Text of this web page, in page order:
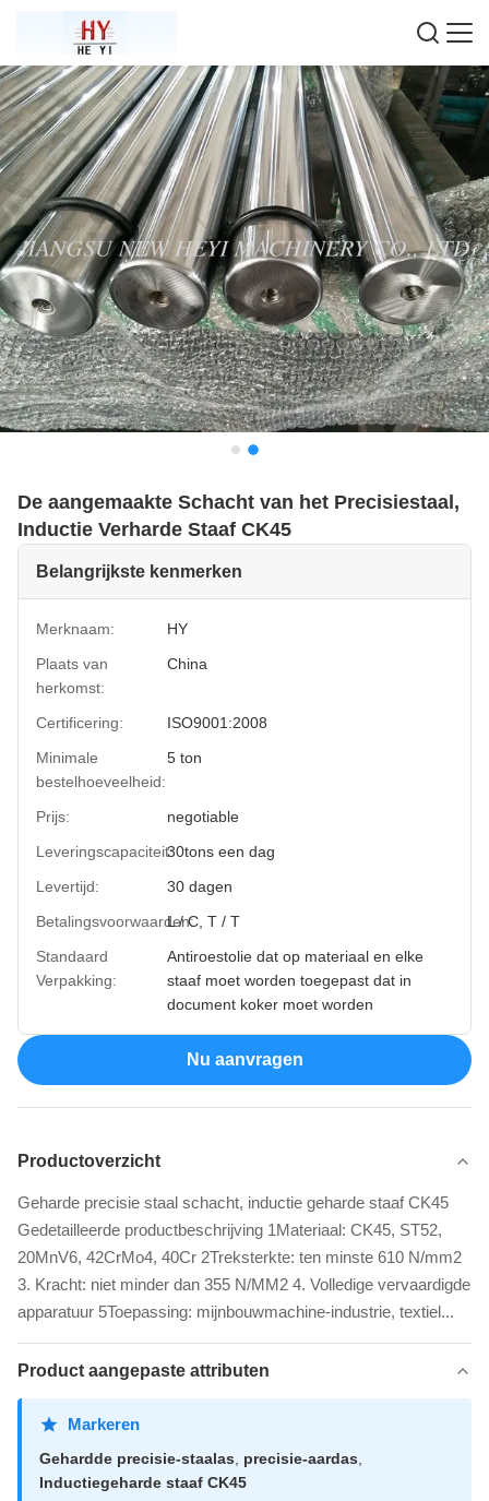
De aangemaakte Schacht van het Precisiestaal,
Inductie Verharde Staaf CK45
Belangrijkste kenmerken
Merknaam:
HY
Plaats van
herkomst:
China
Certificering:
ISO9001:2008
Minimale
bestelhoeveelheid:
5 ton
Prijs:
negotiable
Leveringscapaciteit:30tons een dag
Levertijd:
30 dagen
Betalingsvoorwaarden:L / C, T / T
Standaard
Verpakking:
Antiroestolie dat op materiaal en elke
staaf moet worden toegepast dat in
document koker moet worden
Nu aanvragen
Productoverzicht
Geharde precisie staal schacht, inductie geharde staaf CK45
Gedetailleerde productbeschrijving 1Materiaal: CK45, ST52,
20MnV6, 42CrMo4, 40Cr 2Treksterkte: ten minste 610 N/mm2
3. Kracht: niet minder dan 355 N/MM2 4. Volledige vervaardigde
apparatuur 5Toepassing: mijnbouwmachine-industrie, textiel...
Product aangepaste attributen
Markeren
Gehardde precisie-staalas, precisie-aardas,
Inductiegeharde staaf CK45